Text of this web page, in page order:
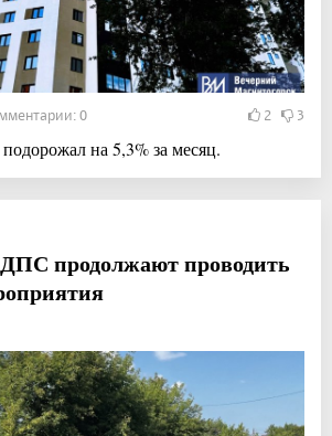
0 2 3
на 5,3% за месяц.
продолжают проводить